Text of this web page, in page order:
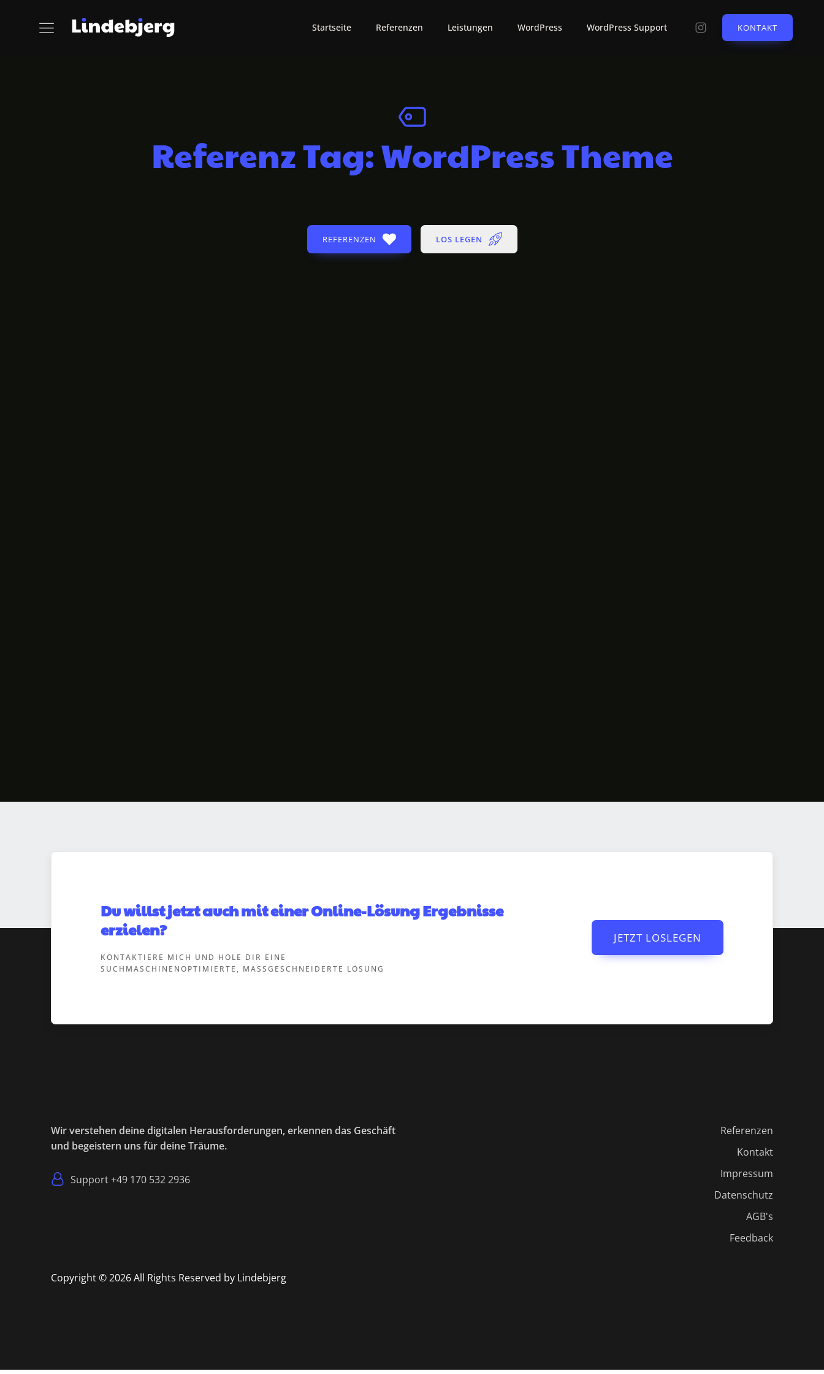
Startseite Referenzen Leistungen WordPress WordPress Support KONTAKT
Referenz Tag:WordPress Theme
REFERENZEN LOS LEGEN
Du willst jetzt auch mit einer Online-Lösung Ergebnisse
erzielen?
KONTAKTIERE MICH UND HOLE DIR EINE
SUCHMASCHINENOPTIMIERTE, MASSGESCHNEIDERTE LÖSUNG
JETZT LOSLEGEN
Wir verstehen deine digitalen Herausforderungen, erkennen das Geschäft
und begeistern uns für deine Träume.
Support +49 170 532 2936
Referenzen
Kontakt
Impressum
Datenschutz
AGB's
Feedback
Copyright © 2026 All Rights Reserved by Lindebjerg